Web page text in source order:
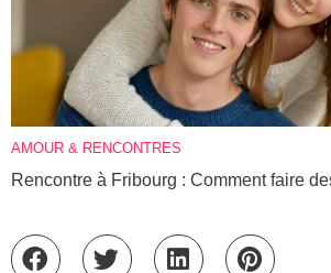
AMOUR & RENCONTRES
Rencontre à Fribourg : Comment faire